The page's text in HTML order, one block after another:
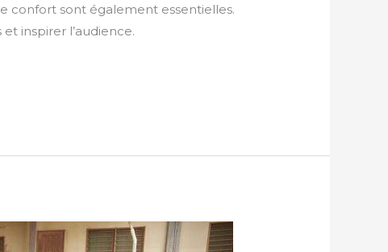
confort sont également essentielles.
inspirer l’audience.